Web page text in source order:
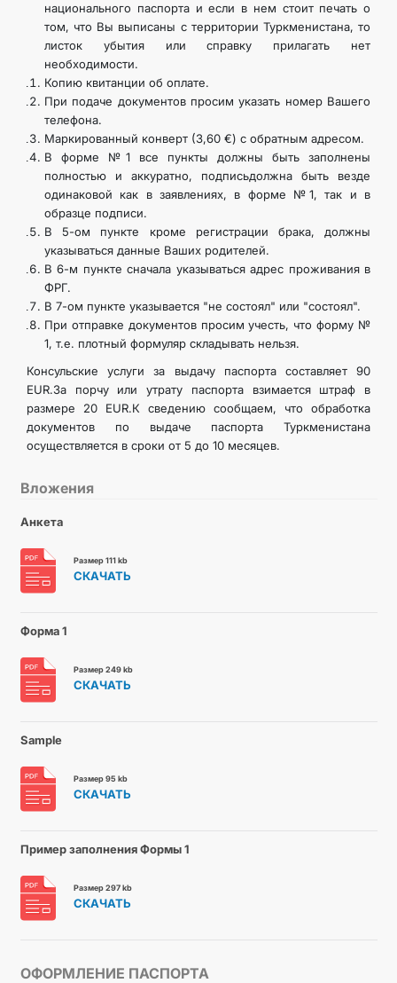
ОФОРМЛЕНИЕ ПАСПОРТА
национального паспорта и если в нем стоит печать о
том, что Вы выписаны с территории Туркменистана, то
листок убытия или справку прилагать нет
необходимости.
Копию квитанции об оплате.
При подаче документов просим указать номер Вашего
телефона.
Маркированный конверт (3,60 €) с обратным адресом.
В форме №1 все пункты должны быть заполнены
полностью и аккуратно, подписьдолжна быть везде
одинаковой как в заявлениях, в форме №1, так и в
образце подписи.
В 5-ом пункте кроме регистрации брака, должны
указываться данные Ваших родителей.
В 6-м пункте сначала указываться адрес проживания в
ФРГ.
В 7-ом пункте указывается "не состоял" или "состоял".
При отправке документов просим учесть, что форму №
1, т.е. плотный формуляр складывать нельзя.
Консульские услуги за выдачу паспорта составляет 90
EUR.За порчу или утрату паспорта взимается штраф в
размере 20 EUR.К сведению сообщаем, что обработка
документов по выдаче паспорта Туркменистана
осуществляется в сроки от 5 до 10 месяцев.
Вложения
Анкета
Размер 111 kb
СКАЧАТЬ
Форма 1
Размер 249 kb
СКАЧАТЬ
Sample
Размер 95 kb
СКАЧАТЬ
Пример заполнения Формы 1
Размер 297 kb
СКАЧАТЬ